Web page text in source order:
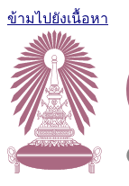
ข้ามไปยังเนื้อหา